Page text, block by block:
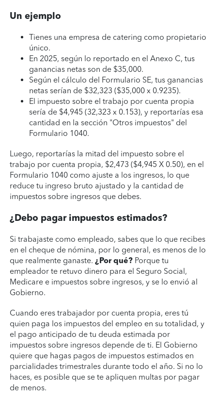
Un ejemplo
Tienes una empresa de catering como propietario
único.
En 2025, según lo reportado en el Anexo C, tus
ganancias netas son de $35,000.
Según el cálculo del Formulario SE, tus ganancias
netas serían de $32,323 ($35,000 x 0.9235).
El impuesto sobre el trabajo por cuenta propia
sería de $4,945 (32,323 x 0.153), y reportarías esa
cantidad en la sección "Otros impuestos" del
Formulario 1040.
Luego, reportarías la mitad del impuesto sobre el
trabajo por cuenta propia, $2,473 ($4,945 X 0.50), en el
Formulario 1040 como ajuste a los ingresos, lo que
reduce tu ingreso bruto ajustado y la cantidad de
impuestos sobre ingresos que debes.
¿Debo pagar impuestos estimados?
Si trabajaste como empleado, sabes que lo que recibes
en el cheque de nómina, por lo general, es menos de lo
que realmente ganaste. ¿Por qué? Porque tu
empleador te retuvo dinero para el Seguro Social,
Medicare e impuestos sobre ingresos, y se lo envió al
Gobierno.
Cuando eres trabajador por cuenta propia, eres tú
quien paga los impuestos del empleo en su totalidad, y
el pago anticipado de tu deuda estimada por
impuestos sobre ingresos depende de ti. El Gobierno
quiere que hagas pagos de impuestos estimados en
parcialidades trimestrales durante todo el año. Si no lo
haces, es posible que se te apliquen multas por pagar
de menos.